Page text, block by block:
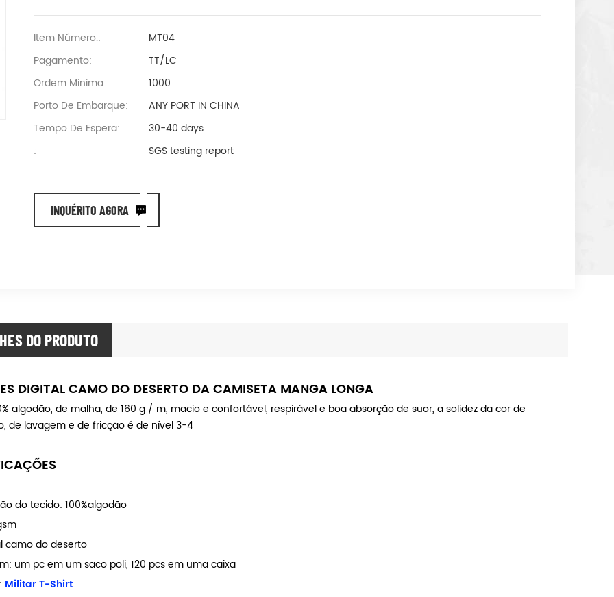
Item Número.:
MT04
Pagamento:
TT/LC
Ordem Minima:
1000
Porto De Embarque:
ANY PORT IN CHINA
Tempo De Espera:
30-40 days
:
SGS testing report
INQUÉRITO AGORA
DO PRODUTO
DIGITAL CAMO DO DESERTO DA CAMISETA MANGA LONGA
algodão, de malha, de 160 g / m, macio e confortável, respirável e boa absorção de suor, a solidez da cor de
de lavagem e de fricção é de nível 3-4
do tecido: 100%algodão
camo do deserto
um pc em um saco poli, 120 pcs em uma caixa
Militar T-Shirt